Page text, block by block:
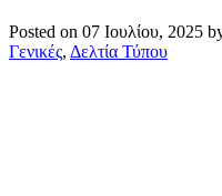
Posted on 07 Ιουλίου, 2025
Γενικές, Δελτία Τύπου